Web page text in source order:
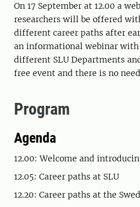
On 17 September at 12.00 a
researchers will be offered
different career paths after
an informational webinar with
different SLU Departments
free event and there is no
Program
Agenda
12.00: Welcome and
12.05: Career paths at SLU
12.20: Career paths at the